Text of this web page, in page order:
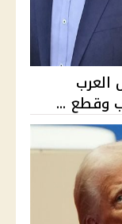
وقطع ...